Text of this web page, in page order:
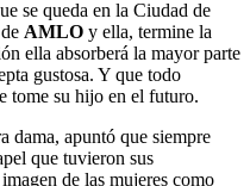
se queda en la Ciudad de
AMLO y ella, termine la
ella absorberá la mayor parte
gustosa. Y que todo
tome su hijo en el futuro.
dama, apuntó que siempre
que tuvieron sus
de las mujeres como